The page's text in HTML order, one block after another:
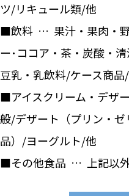
ツ/リキュール類/他
■飲料 … 果汁・果肉・
ー･ココア・茶・炭酸・
豆乳・乳飲料/ケース商品
■アイスクリーム・デザ
般/デザート（プリン・
品）/ヨーグルト/他
■その他食品 … 上記以